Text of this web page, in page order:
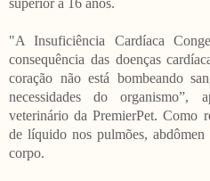
superior a 16 anos.
"A Insuficiência Cardíaca
consequência das doenças
coração não está bombeando
necessidades do organismo”,
veterinário da PremierPet. Como
de líquido nos pulmões,
corpo.